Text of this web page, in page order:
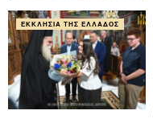
ΕΚΚΛΗΣΊΑ ΤΗΣ ΕΛΛΆΔΟΣ